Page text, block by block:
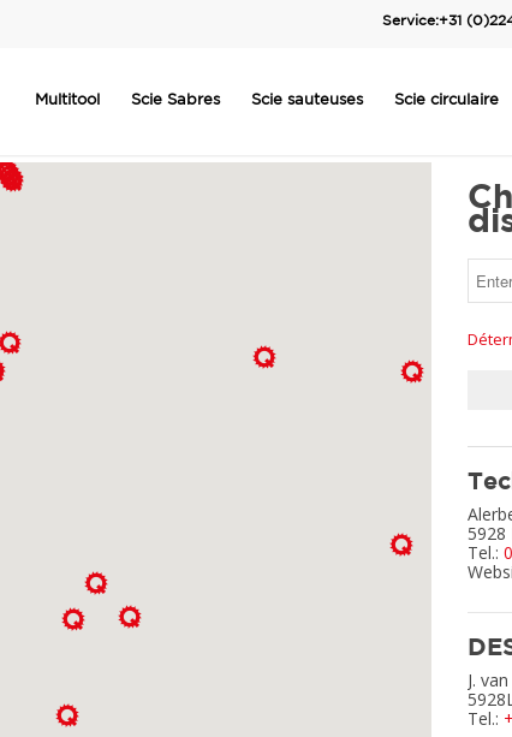
Service:+31
Multitool Scie Sabres Scie sauteuses Scie circulaire
5928
Tel.:
J.
Tel.: